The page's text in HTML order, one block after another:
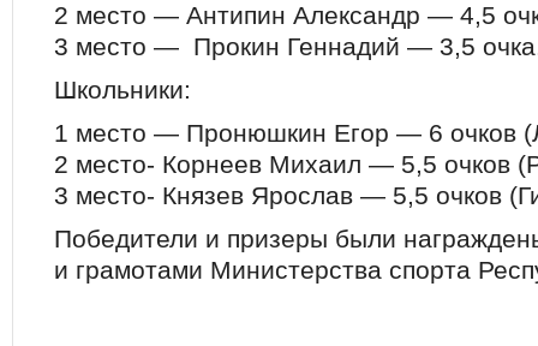
2 место — Антипин Александр — 4,5
3 место — Прокин Геннадий — 3,5
Школьники:
1 место — Пронюшкин Егор — 6 очков
2 место- Корнеев Михаил — 5,5 очков
3 место- Князев Ярослав — 5,5 очков
Победители и призеры были
и грамотами Министерства спорта